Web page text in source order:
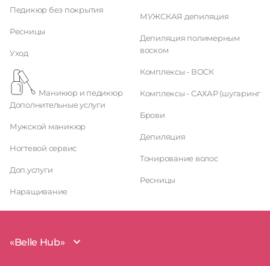
Педикюр без покрытия
Ресницы
Уход
Маникюр и педикюр
Дополнительные услуги
Мужской маникюр
Ногтевой сервис
Доп.услуги
Наращивание
МУЖСКАЯ депиляция
Депиляция полимерным
воском
Комплексы - ВОСК
Комплексы - САХАР (шугаринг
Брови
Депиляция
Тонирование волос
Ресницы
«Belle Hub»